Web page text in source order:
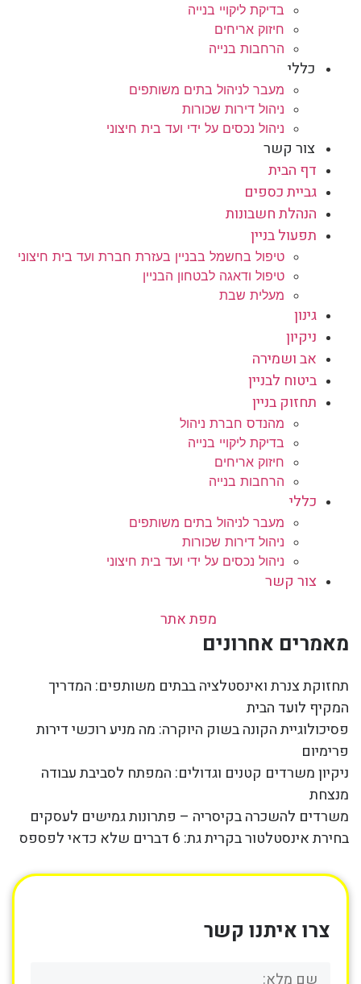
בדיקת ליקויי בנייה
חיזוק אריחים
הרחבות בנייה
כללי
מעבר לניהול בתים משותפים
ניהול דירות שכורות
ניהול נכסים על ידי ועד בית חיצוני
צור קשר
דף הבית
גביית כספים
הנהלת חשבונות
תפעול בניין
טיפול בחשמל בבניין בעזרת חברת ועד בית חיצוני
טיפול ודאגה לבטחון הבניין
מעלית שבת
גינון
ניקיון
אב ושמירה
ביטוח לבניין
תחזוק בניין
מהנדס חברת ניהול
בדיקת ליקויי בנייה
חיזוק אריחים
הרחבות בנייה
כללי
מעבר לניהול בתים משותפים
ניהול דירות שכורות
ניהול נכסים על ידי ועד בית חיצוני
צור קשר
מפת אתר
מאמרים אחרונים
תחזוקת צנרת ואינסטלציה בבתים משותפים: המדריך
המקיף לועד הבית
פסיכולוגיית הקונה בשוק היוקרה: מה מניע רוכשי דירות
פרימיום
ניקיון משרדים קטנים וגדולים: המפתח לסביבת עבודה
מנצחת
משרדים להשכרה בקיסריה – פתרונות גמישים לעסקים
בחירת אינסטלטור בקרית גת: 6 דברים שלא כדאי לפספס
צרו איתנו קשר